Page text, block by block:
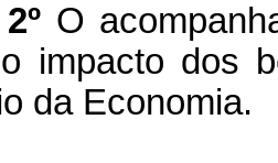
O
impacto dos
da Economia.